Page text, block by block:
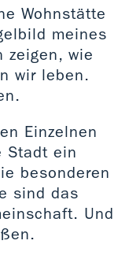
Wohnstätte
meines
zeigen, wie
wir leben.
Einzelnen
Stadt ein
besonderen
sind das
Und